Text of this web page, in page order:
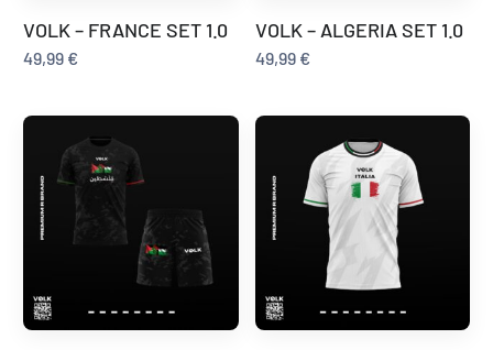
VOLK – FRANCE SET 1.0
49,99 €
VOLK – ALGERIA SET 1.0
49,99 €